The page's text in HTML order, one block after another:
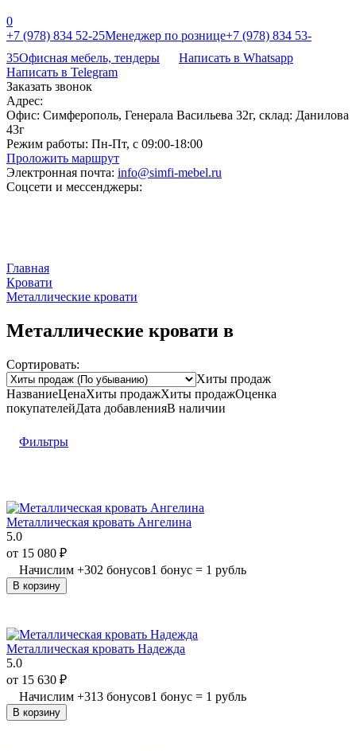
0
+7 (978) 834 52-25Менеджер по рознице+7 (978) 834 53-
35Офисная мебель, тендеры
Написать в Whatsapp
Написать в Telegram
Заказать звонок
Адрес:
Офис: Симферополь, Генерала Васильева 32г, склад: Данилова
43г
Режим работы: Пн-Пт, с 09:00-18:00
Проложить маршрут
Электронная почта: info@simfi-mebel.ru
Соцсети и мессенджеры:
Главная
Кровати
Металлические кровати
Металлические кровати в
Сортировать:
Хиты продаж
НазваниеЦенаХиты продажХиты продажОценка
покупателейДата добавленияВ наличии
Фильтры
Металлическая кровать Ангелина
5.0
от 15 080 ₽
Начислим +302 бонусов1 бонус = 1 рубль
В корзину
Металлическая кровать Надежда
5.0
от 15 630 ₽
Начислим +313 бонусов1 бонус = 1 рубль
В корзину